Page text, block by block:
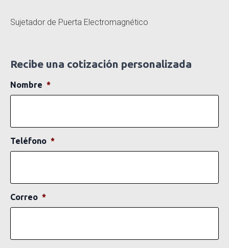
Sujetador de Puerta Electromagnético
Recibe una cotización personalizada
Nombre *
Teléfono *
Correo *